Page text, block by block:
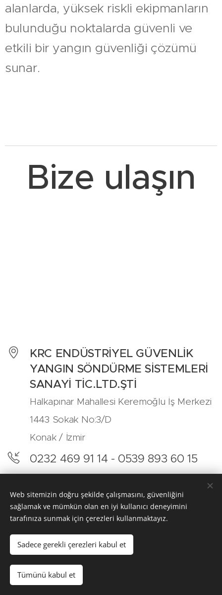
alanlarda, yüksek riskli ekipmanların
bulunduğu noktalarda güvenli ve
etkili bir yangın güvenliği çözümü
sunar.
Bize ulaşın
KRC ENDÜSTRİYEL GÜVENLİK
YANGIN SÖNDÜRME SİSTEMLERİ
SANAYİ TİC.LTD.ŞTİ
Halkapınar Mahallesi Keremoğlu İş Merkezi
1443 Sokak No:3/D
Konak / İzmir
0232 469 91 14 - 0539 893 60 15
@krcyangin
Web sitemizin doğru şekilde çalışmasını, güvenliğini
sağlamak ve mümkün olan en iyi kullanıcı deneyimini
tarafınıza sunmak için çerezleri kullanmaktayız.
Sadece gerekli çerezleri kabul et
Tümünü kabul et